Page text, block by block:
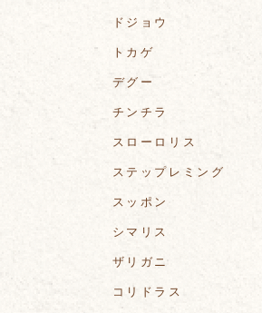
ドジョウ
トカゲ
デグー
チンチラ
スローロリス
ステップレミング
スッポン
シマリス
ザリガニ
コリドラス